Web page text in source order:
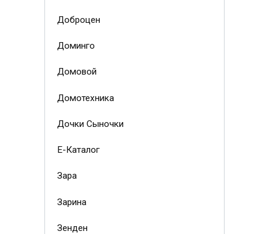
Доброцен
Доминго
Домовой
Домотехника
Дочки Сыночки
Е-Каталог
Зара
Зарина
Зенден